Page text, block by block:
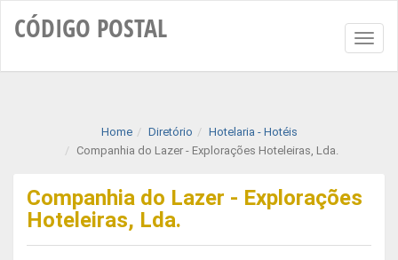
CÓDIGO POSTAL
Home Diretório
Hotelaria - Hotéis
Companhia do Lazer - Explorações Hoteleiras, Lda.
Companhia do Lazer - Explorações
Hoteleiras, Lda.